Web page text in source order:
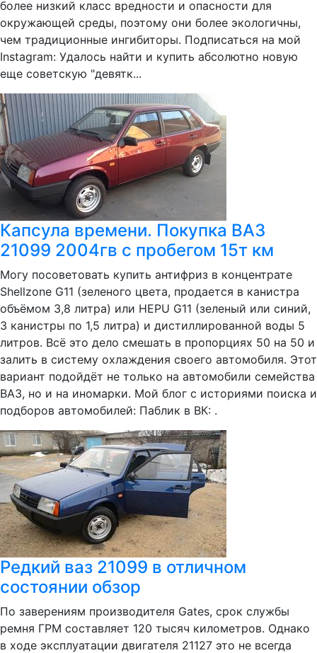
более низкий класс вредности и опасности для
окружающей среды, поэтому они более экологичны,
чем традиционные ингибиторы. Подписаться на мой
Instagram: Удалось найти и купить абсолютно новую
еще советскую "девятк...
Капсула времени. Покупка ВАЗ
21099 2004гв с пробегом 15т км
Могу посоветовать купить антифриз в концентрате
Shellzone G11 (зеленого цвета, продается в канистра
объёмом 3,8 литра) или HEPU G11 (зеленый или синий,
3 канистры по 1,5 литра) и дистиллированной воды 5
литров. Всё это дело смешать в пропорциях 50 на 50 и
залить в систему охлаждения своего автомобиля. Этот
вариант подойдёт не только на автомобили семейства
ВАЗ, но и на иномарки. Мой блог с историями поиска и
подборов автомобилей: Паблик в ВК: .
Редкий ваз 21099 в отличном
состоянии обзор
По заверениям производителя Gates, срок службы
ремня ГРМ составляет 120 тысяч километров. Однако
в ходе эксплуатации двигателя 21127 это не всегда